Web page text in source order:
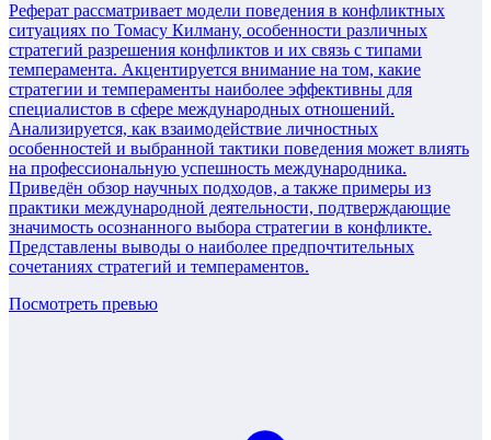
Реферат рассматривает модели поведения в конфликтных
ситуациях по Томасу Килману, особенности различных
стратегий разрешения конфликтов и их связь с типами
темперамента. Акцентируется внимание на том, какие
стратегии и темпераменты наиболее эффективны для
специалистов в сфере международных отношений.
Анализируется, как взаимодействие личностных
особенностей и выбранной тактики поведения может влиять
на профессиональную успешность международника.
Приведён обзор научных подходов, а также примеры из
практики международной деятельности, подтверждающие
значимость осознанного выбора стратегии в конфликте.
Представлены выводы о наиболее предпочтительных
сочетаниях стратегий и темпераментов.
Посмотреть превью